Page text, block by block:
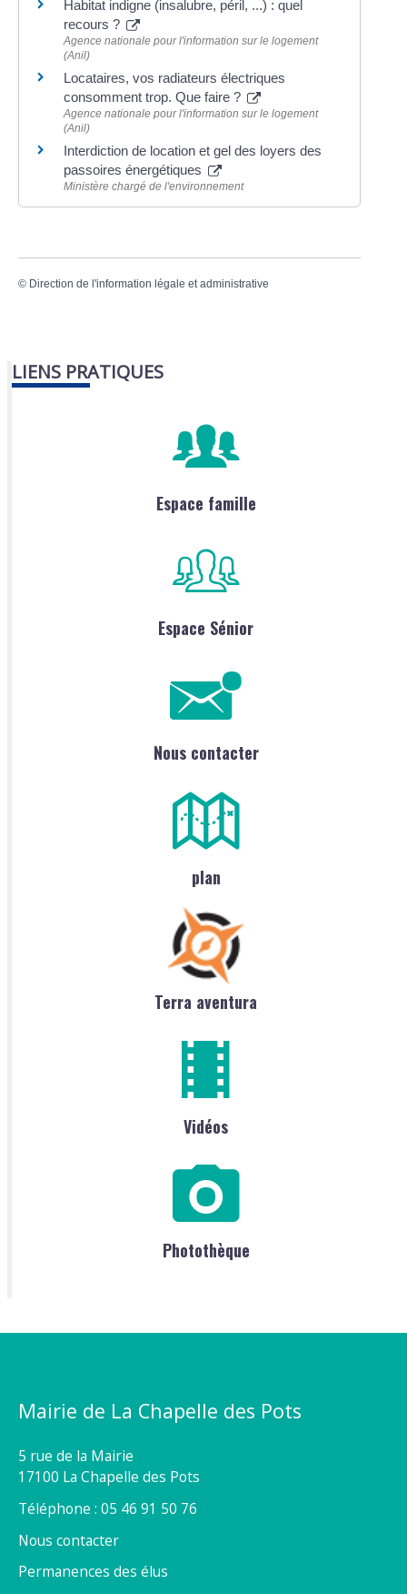
Habitat indigne (insalubre, péril, ...) : quel
recours ?
Agence nationale pour l'information sur le logement
(Anil)
Locataires, vos radiateurs électriques
consomment trop. Que faire ?
Agence nationale pour l'information sur le logement
(Anil)
Interdiction de location et gel des loyers des
passoires énergétiques
Ministère chargé de l'environnement
© Direction de l'information légale et administrative
LIENS PRATIQUES
Espace famille
Espace Sénior
Nous contacter
plan
Terra aventura
Vidéos
Photothèque
Mairie de La Chapelle des Pots
5 rue de la Mairie
17100 La Chapelle des Pots
Téléphone : 05 46 91 50 76
Nous contacter
Permanences des élus